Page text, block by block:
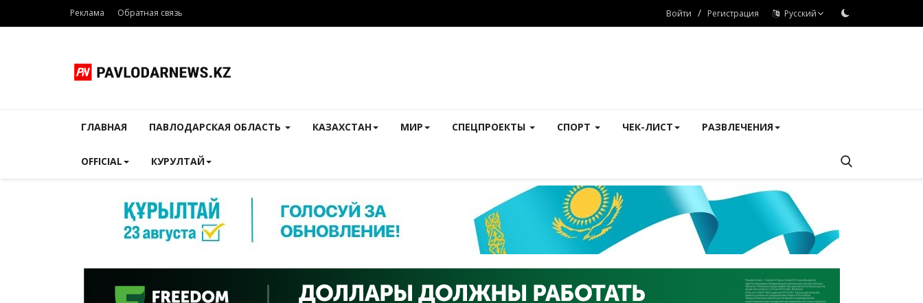
Реклама Обратная связь Войти / Регистрация Русский
ГЛАВНАЯ ПАВЛОДАРСКАЯ ОБЛАСТЬ КАЗАХСТАН МИР СПЕЦПРОЕКТЫ СПОРТ ЧЕК-ЛИСТ РАЗВЛЕЧЕНИЯ
OFFICIAL КУРУЛТАЙ